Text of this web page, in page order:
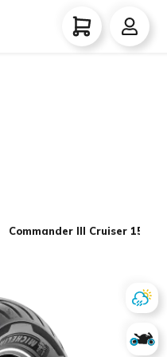
Commander III Cruiser 150/